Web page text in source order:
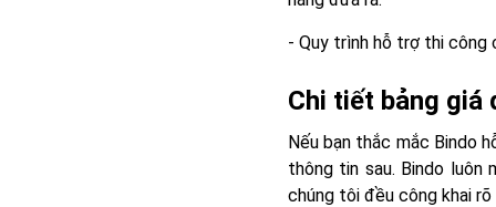
- Quy trình hỗ trợ thi công
Chi tiết bảng giá
Nếu bạn thắc mắc Bindo
thông tin sau. Bindo luôn
chúng tôi đều công khai